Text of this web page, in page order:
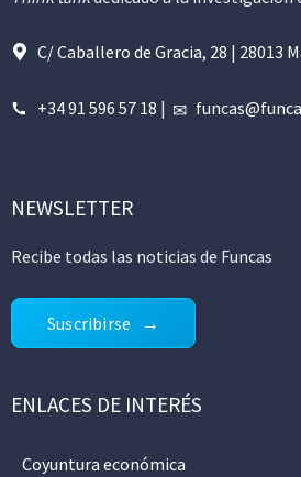
C/ Caballero de Gracia, 28 | 28013
+34 91 596 57 18 |
NEWSLETTER
Recibe todas las noticias de Funcas
Suscribirse
ENLACES DE INTERÉS
Coyuntura económica